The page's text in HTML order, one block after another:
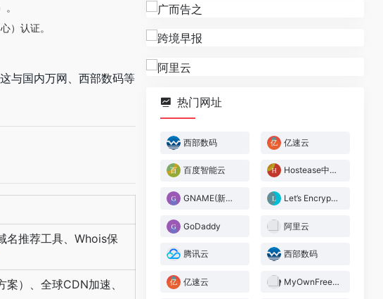
）认证。
与国内万网、西部数码等
名推荐工具、Whois保
）、全球CDN加速、
热门网址
西部数码 亿速云
百度智能云 Hostease中文站
GNAME(新加坡) Let’s Encrypt（SSL）
GoDaddy 阿里云
腾讯云 西部数码
亿速云 MyOwnFreeHost